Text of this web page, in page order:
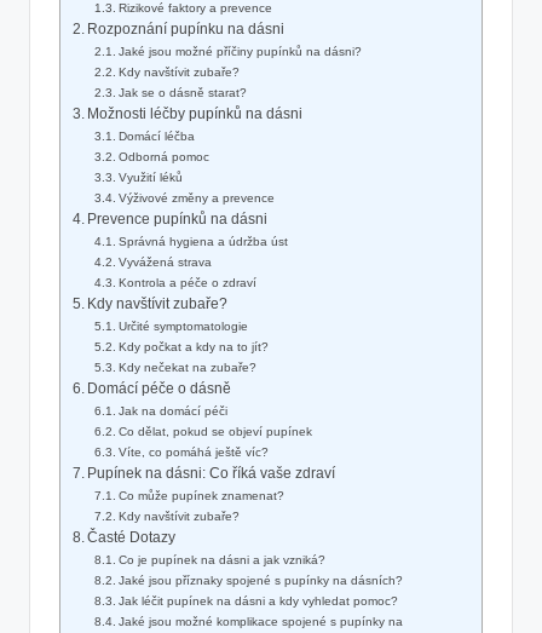
Rizikové faktory a prevence
Rozpoznání pupínku na dásni
Jaké jsou možné příčiny pupínků na dásni?
Kdy navštívit zubaře?
Jak se o dásně starat?
Možnosti léčby pupínků na dásni
Domácí léčba
Odborná pomoc
Využití léků
Výživové změny a prevence
Prevence pupínků na dásni
Správná hygiena a údržba úst
Vyvážená strava
Kontrola a péče o zdraví
Kdy navštívit zubaře?
Určité symptomatologie
Kdy počkat a kdy na to jít?
Kdy nečekat na zubaře?
Domácí péče o dásně
Jak na domácí péči
Co dělat, pokud se objeví pupínek
Víte, co pomáhá ještě víc?
Pupínek na dásni: Co říká vaše zdraví
Co může pupínek znamenat?
Kdy navštívit zubaře?
Časté Dotazy
Co je pupínek na dásni a jak vzniká?
Jaké jsou příznaky spojené s pupínky na dásních?
Jak léčit pupínek na dásni a kdy vyhledat pomoc?
Jaké jsou možné komplikace spojené s pupínky na